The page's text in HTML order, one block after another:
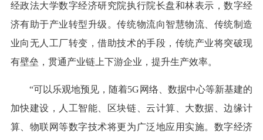
经政法大学数字经济研究院执行院长盘和林表示，数字经
济有助于产业转型升级。传统物流向智慧物流、传统制造
业向无人工厂转变，借助技术的手段，传统产业将突破现
有壁垒，贯通产业链上下游企业，提升生产效率。
“可以乐观地预见，随着5G网络、数据中心等新基建的
加快建设，人工智能、区块链、云计算、大数据、边缘计
算、物联网等数字技术将更为广泛地应用实施。数字经济